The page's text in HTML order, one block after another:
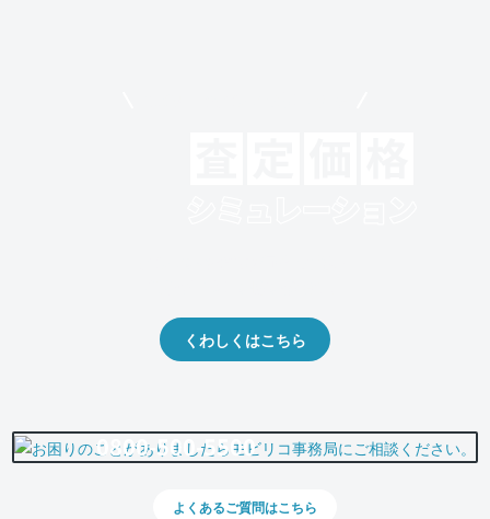
くわしくはこちら
0800-500-5500
よくあるご質問はこちら